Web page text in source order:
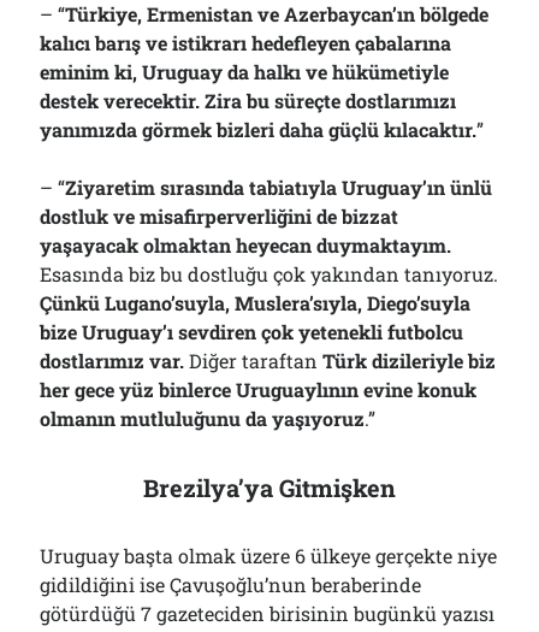
– “Türkiye, Ermenistan ve Azerbaycan’ın bölgede
kalıcı barış ve istikrarı hedefleyen çabalarına
eminim ki, Uruguay da halkı ve hükümetiyle
destek verecektir. Zira bu süreçte dostlarımızı
yanımızda görmek bizleri daha güçlü kılacaktır.”
– “Ziyaretim sırasında tabiatıyla Uruguay’ın ünlü
dostluk ve misafirperverliğini de bizzat
yaşayacak olmaktan heyecan duymaktayım.
Esasında biz bu dostluğu çok yakından tanıyoruz.
Çünkü Lugano’suyla, Muslera’sıyla, Diego’suyla
bize Uruguay’ı sevdiren çok yetenekli futbolcu
dostlarımız var.Diğer taraftanTürk dizileriyle biz
her gece yüz binlerce Uruguaylının evine konuk
olmanın mutluluğunu da yaşıyoruz.”
Brezilya’ya Gitmişken
Uruguay başta olmak üzere 6 ülkeye gerçekte niye
gidildiğini ise Çavuşoğlu’nun beraberinde
götürdüğü 7 gazeteciden birisinin bugünkü yazısı